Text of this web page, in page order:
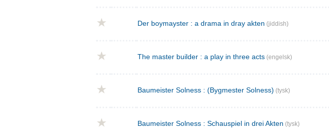
Der boymayster : a drama in dray akten (jiddish)
The master builder : a play in three acts (engelsk)
Baumeister Solness : (Bygmester Solness) (tysk)
Baumeister Solness : Schauspiel in drei Akten (tysk)